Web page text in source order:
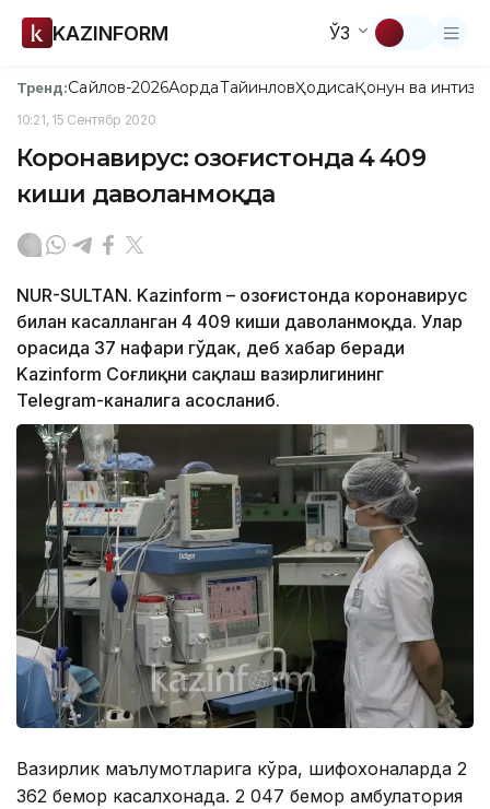
KAZINFORM ЎЗ
Тренд:Сайлов-2026АқордаТайинловҲодисаҚонун ва
10:21, 15 Сентябр 2020
Коронавирус: Қозоғистонда 4 409
киши даволанмоқда
NUR-SULTAN. Kazinform – Қозоғистонда коронавирус
билан касалланган 4 409 киши даволанмоқда. Улар
орасида 37 нафари гўдак, деб хабар беради
Kazinform Соғлиқни сақлаш вазирлигининг
Telegram-каналига асосланиб.
Вазирлик маълумотларига кўра, шифохоналарда 2
362 бемор касалхонада. 2 047 бемор амбулатория